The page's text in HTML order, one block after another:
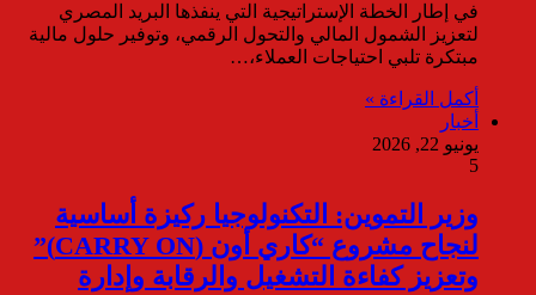
في إطار الخطة الإستراتيجية التي ينفذها البريد المصري
لتعزيز الشمول المالي والتحول الرقمي، وتوفير حلول مالية
مبتكرة تلبي احتياجات العملاء،…
أكمل القراءة »
أخبار
يونيو 22, 2026
5
وزير التموين: التكنولوجيا ركيزة أساسية
لنجاح مشروع “كاري أون (CARRY ON)”
وتعزيز كفاءة التشغيل والرقابة وإدارة